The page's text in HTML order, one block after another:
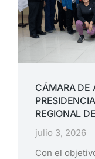
CÁMARA DE
REGIONAL
julio 3, 2026
Con el